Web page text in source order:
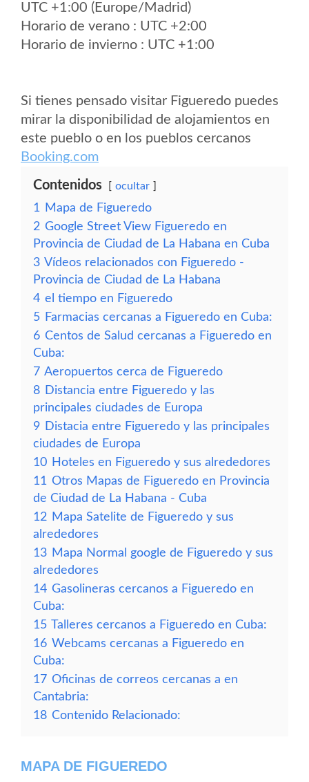
UTC +1:00 (Europe/Madrid)
Horario de verano : UTC +2:00
Horario de invierno : UTC +1:00
Si tienes pensado visitar Figueredo puedes
mirar la disponibilidad de alojamientos en
este pueblo o en los pueblos cercanos
Booking.com
Contenidos ocultar
1
Mapa de Figueredo
2 Google Street View Figueredo en
Provincia de Ciudad de La Habana en Cuba
3 Vídeos relacionados con Figueredo -
Provincia de Ciudad de La Habana
4 el tiempo en Figueredo
5 Farmacias cercanas a Figueredo en Cuba:
6 Centos de Salud cercanas a Figueredo en
Cuba:
7 Aeropuertos cerca de Figueredo
8 Distancia entre Figueredo y las
principales ciudades de Europa
9 Distacia entre Figueredo y las principales
ciudades de Europa
10 Hoteles en Figueredo y sus alrededores
11 Otros Mapas de Figueredo en Provincia
de Ciudad de La Habana - Cuba
12 Mapa Satelite de Figueredo y sus
alrededores
13 Mapa Normal google de Figueredo y sus
alrededores
14 Gasolineras cercanos a Figueredo en
Cuba:
15 Talleres cercanos a Figueredo en Cuba:
16 Webcams cercanas a Figueredo en
Cuba:
17 Oficinas de correos cercanas a en
Cantabria:
18 Contenido Relacionado:
MAPA DE FIGUEREDO